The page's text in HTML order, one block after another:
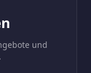
und